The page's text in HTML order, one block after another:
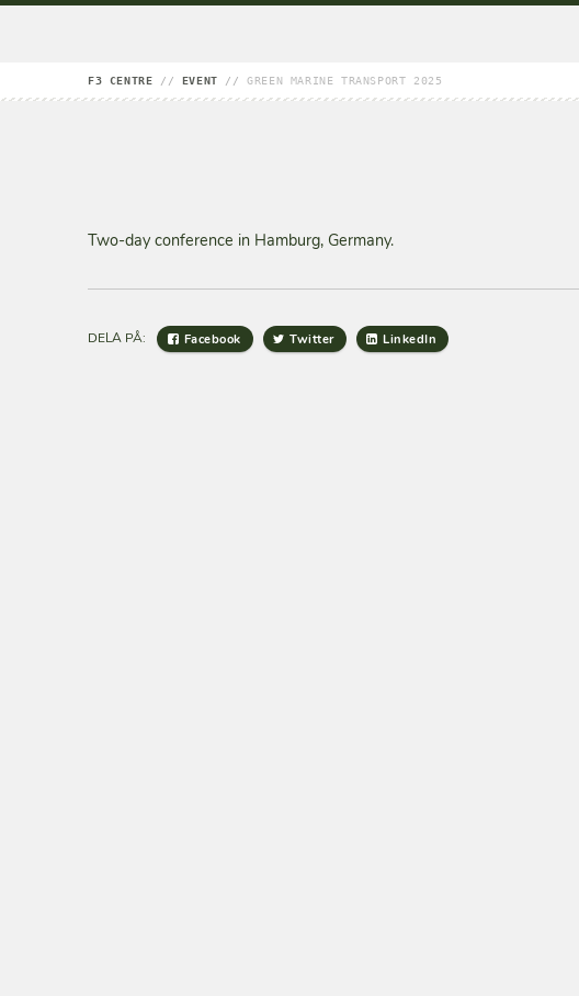
F3 CENTRE // EVENT //GREEN MARINE TRANSPORT 2025
Two-day conference in Hamburg, Germany.
DELA PÅ: Facebook Twitter LinkedIn